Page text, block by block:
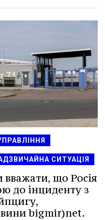
СИТУАЦІЯ
що Росія
до інциденту з
bigmir)net.